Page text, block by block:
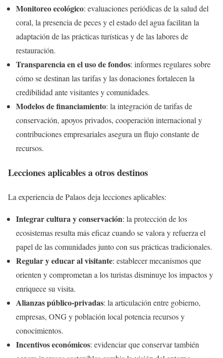
Monitoreo ecológico: evaluaciones periódicas de la salud del
coral, la presencia de peces y el estado del agua facilitan la
adaptación de las prácticas turísticas y de las labores de
restauración.
Transparencia en el uso de fondos: informes regulares sobre
cómo se destinan las tarifas y las donaciones fortalecen la
credibilidad ante visitantes y comunidades.
Modelos de financiamiento: la integración de tarifas de
conservación, apoyos privados, cooperación internacional y
contribuciones empresariales asegura un flujo constante de
recursos.
Lecciones aplicables a otros destinos
La experiencia de Palaos deja lecciones aplicables:
Integrar cultura y conservación: la protección de los
ecosistemas resulta más eficaz cuando se valora y refuerza el
papel de las comunidades junto con sus prácticas tradicionales.
Regular y educar al visitante: establecer mecanismos que
orienten y comprometan a los turistas disminuye los impactos y
enriquece su visita.
Alianzas público‑privadas: la articulación entre gobierno,
empresas, ONG y población local potencia recursos y
conocimientos.
Incentivos económicos: evidenciar que conservar también